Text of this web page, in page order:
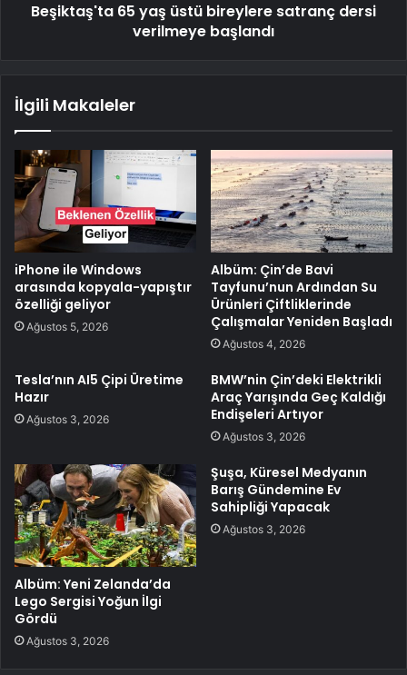
Beşiktaş'ta 65 yaş üstü bireylere satranç dersi
verilmeye başlandı
İlgili Makaleler
iPhone ile Windows
arasında kopyala-yapıştır
özelliği geliyor
Ağustos 5, 2026
Albüm: Çin’de Bavi
Tayfunu’nun Ardından Su
Ürünleri Çiftliklerinde
Çalışmalar Yeniden Başladı
Ağustos 4, 2026
Tesla’nın AI5 Çipi Üretime
Hazır
Ağustos 3, 2026
BMW’nin Çin’deki Elektrikli
Araç Yarışında Geç Kaldığı
Endişeleri Artıyor
Ağustos 3, 2026
Albüm: Yeni Zelanda’da
Lego Sergisi Yoğun İlgi
Gördü
Ağustos 3, 2026
Şuşa, Küresel Medyanın
Barış Gündemine Ev
Sahipliği Yapacak
Ağustos 3, 2026